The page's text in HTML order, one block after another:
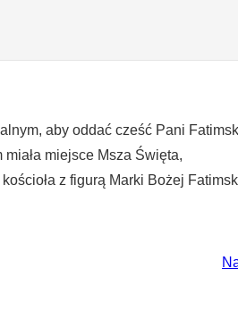
aby oddać cześć Pani
miejsce Msza Święta,
z figurą Marki Bożej